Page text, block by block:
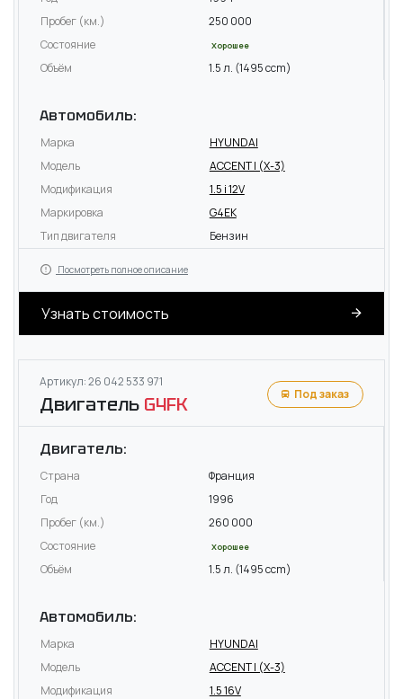
Пробег (км.)
250 000
Состояние
Хорошее
Объём 1.5 л. (1495 ccm)
Автомобиль:
Марка
HYUNDAI
Модель
ACCENT I (X-3)
Модификация
1.5 i 12V
Маркировка
G4EK
Тип двигателя
Бензин
Посмотреть полное описание
Узнать стоимость
Артикул: 26 042 533 971
Двигатель G4FK Под заказ
Двигатель:
Страна
Франция
Год
1996
Пробег (км.)
260 000
Состояние
Хорошее
Объём 1.5 л. (1495 ccm)
Автомобиль:
Марка
HYUNDAI
Модель
ACCENT I (X-3)
Модификация
1.5 16V